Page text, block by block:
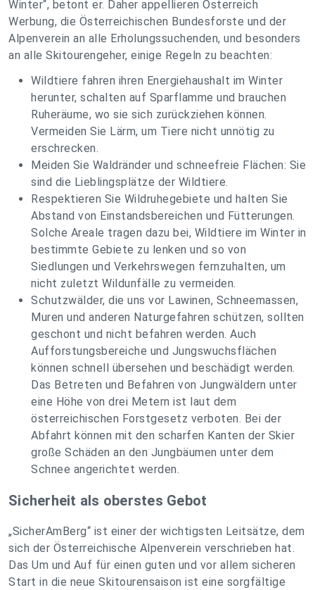
Winter“, betont er. Daher appellieren Österreich
Werbung, die Österreichischen Bundesforste und der
Alpenverein an alle Erholungssuchenden, und besonders
an alle Skitourengeher, einige Regeln zu beachten:
Wildtiere fahren ihren Energiehaushalt im Winter
herunter, schalten auf Sparflamme und brauchen
Ruheräume, wo sie sich zurückziehen können.
Vermeiden Sie Lärm, um Tiere nicht unnötig zu
erschrecken.
Meiden Sie Waldränder und schneefreie Flächen: Sie
sind die Lieblingsplätze der Wildtiere.
Respektieren Sie Wildruhegebiete und halten Sie
Abstand von Einstandsbereichen und Fütterungen.
Solche Areale tragen dazu bei, Wildtiere im Winter in
bestimmte Gebiete zu lenken und so von
Siedlungen und Verkehrswegen fernzuhalten, um
nicht zuletzt Wildunfälle zu vermeiden.
Schutzwälder, die uns vor Lawinen, Schneemassen,
Muren und anderen Naturgefahren schützen, sollten
geschont und nicht befahren werden. Auch
Aufforstungsbereiche und Jungswuchsflächen
können schnell übersehen und beschädigt werden.
Das Betreten und Befahren von Jungwäldern unter
eine Höhe von drei Metern ist laut dem
österreichischen Forstgesetz verboten. Bei der
Abfahrt können mit den scharfen Kanten der Skier
große Schäden an den Jungbäumen unter dem
Schnee angerichtet werden.
Sicherheit als oberstes Gebot
„SicherAmBerg“ ist einer der wichtigsten Leitsätze, dem
sich der Österreichische Alpenverein verschrieben hat.
Das Um und Auf für einen guten und vor allem sicheren
Start in die neue Skitourensaison ist eine sorgfältige